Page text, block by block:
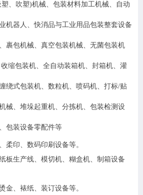
、吹塑)机械、包装材料加工机械、自动
机器人、快消品与工业用品包装整套设备
裹包机械、真空包装机械、无菌包装机
缩包装机、全自动装箱机、封箱机、灌
绕式包装机、数粒机、喷码机、打标/贴
械、堆垛起重机、分拣机、包装检测设
包装设备零配件等
柔印、数码印刷设备等。
板生产线、模切机、糊盒机、制箱设备
金、裱纸、装订设备等。